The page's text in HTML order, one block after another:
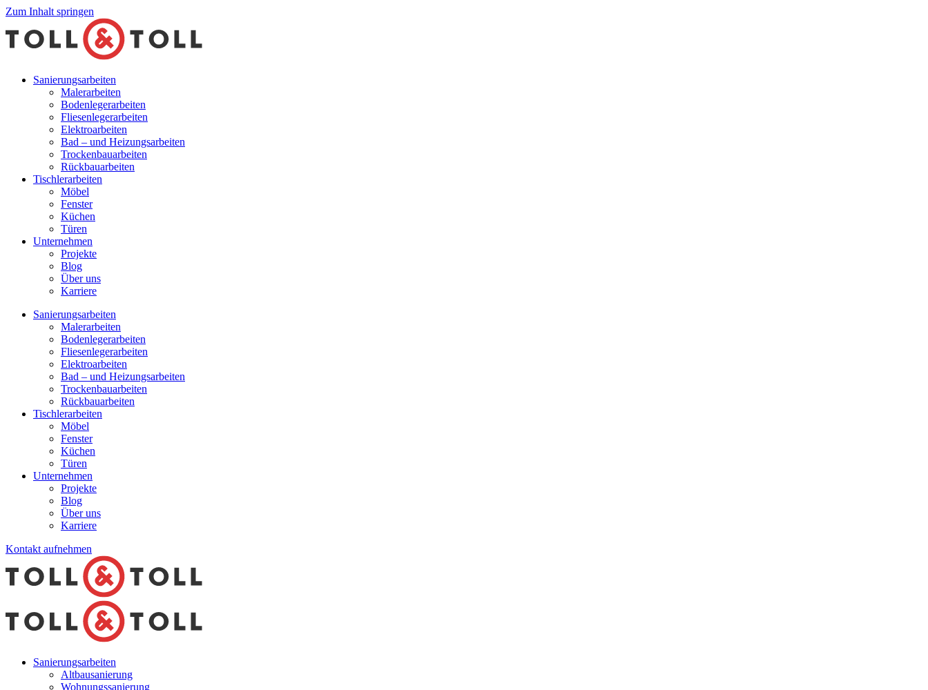
Zum Inhalt springen
Sanierungsarbeiten
Malerarbeiten
Bodenlegerarbeiten
Fliesenlegerarbeiten
Elektroarbeiten
Bad – und Heizungsarbeiten
Trockenbauarbeiten
Rückbauarbeiten
Tischlerarbeiten
Möbel
Fenster
Küchen
Türen
Unternehmen
Projekte
Blog
Über uns
Karriere
Sanierungsarbeiten
Malerarbeiten
Bodenlegerarbeiten
Fliesenlegerarbeiten
Elektroarbeiten
Bad – und Heizungsarbeiten
Trockenbauarbeiten
Rückbauarbeiten
Tischlerarbeiten
Möbel
Fenster
Küchen
Türen
Unternehmen
Projekte
Blog
Über uns
Karriere
Kontakt aufnehmen
Sanierungsarbeiten
Altbausanierung
Wohnungssanierung